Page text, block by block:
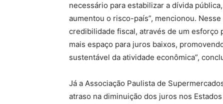
necessário para estabilizar a dívida
aumentou o risco-país”, mencionou.
credibilidade fiscal, através de um esforço
mais espaço para juros baixos,
sustentável da atividade econômica”,
Já a Associação Paulista de
atraso na diminuição dos juros nos